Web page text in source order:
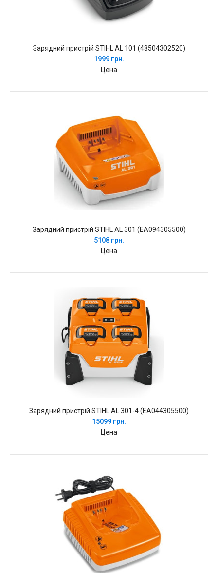
Зарядний пристрій STIHL AL 101 (48504302520)
1999 грн.
Цена
Зарядний пристрій STIHL AL 301 (EA094305500)
5108 грн.
Цена
Зарядний пристрій STIHL AL 301-4 (EA044305500)
15099 грн.
Цена